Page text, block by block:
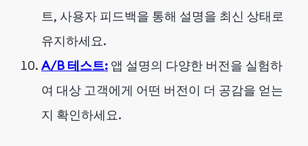
트, 사용자 피드백을 통해 설명을 최신 상태로
유지하세요.
A/B 테스트: 앱 설명의 다양한 버전을 실험하
여 대상 고객에게 어떤 버전이 더 공감을 얻는
지 확인하세요.